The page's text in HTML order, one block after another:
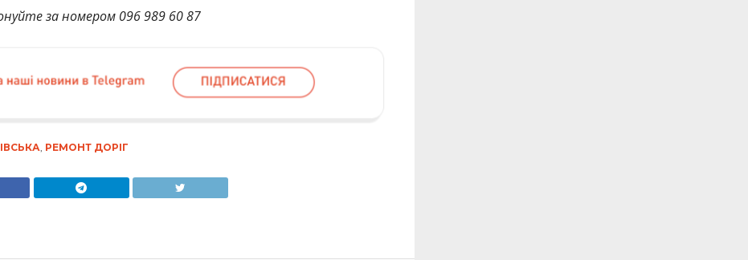
за номером 096 989 60 87
РЕМОНТ ДОРІГ